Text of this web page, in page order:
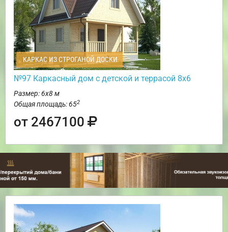
КАРКАС ИЗ СТРОГАНОЙ ДОСКИ
№97 Каркасный дом с детской и террасой 8х6
Размер: 6х8 м
Общая площадь: 652
от 2467100